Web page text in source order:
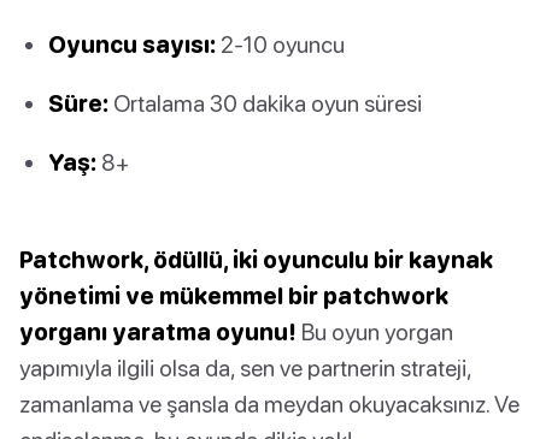
Oyuncu sayısı: 2-10 oyuncu
Süre: Ortalama 30 dakika oyun süresi
Yaş: 8+
Patchwork, ödüllü, iki oyunculu bir kaynak
yönetimi ve mükemmel bir patchwork
yorganı yaratma oyunu! Bu oyun yorgan
yapımıyla ilgili olsa da, sen ve partnerin strateji,
zamanlama ve şansla da meydan okuyacaksınız. Ve